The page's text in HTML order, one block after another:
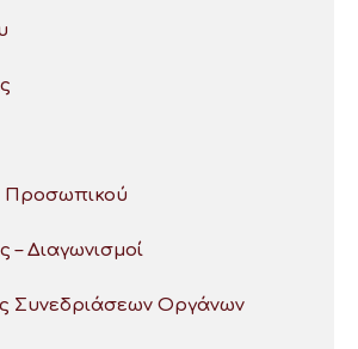
Προσωπικού
– Διαγωνισμοί
Συνεδριάσεων Οργάνων